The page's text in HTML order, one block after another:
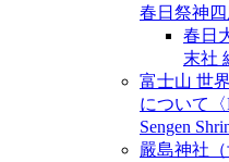
春日祭神四
春日
末社
富士山 世
について〈
Sengen
嚴島神社